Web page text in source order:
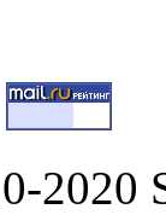
2020